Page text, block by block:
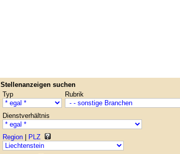
Stellenanzeigen suchen
Typ
Rubrik
Dienstverhältnis
Region PLZ